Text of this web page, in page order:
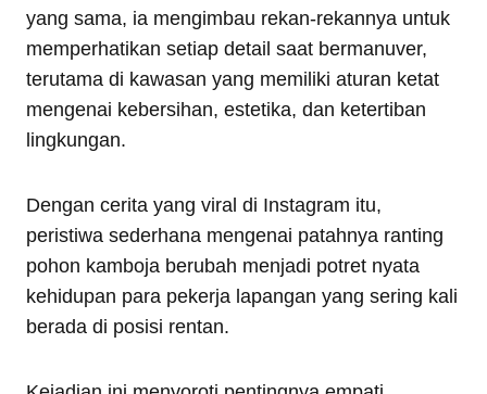
yang sama, ia mengimbau rekan-rekannya untuk
memperhatikan setiap detail saat bermanuver,
terutama di kawasan yang memiliki aturan ketat
mengenai kebersihan, estetika, dan ketertiban
lingkungan.
Dengan cerita yang viral di Instagram itu,
peristiwa sederhana mengenai patahnya ranting
pohon kamboja berubah menjadi potret nyata
kehidupan para pekerja lapangan yang sering kali
berada di posisi rentan.